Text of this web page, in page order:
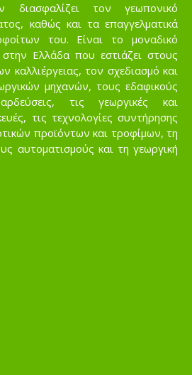
διασφαλίζει τον γεωπονικό
καθώς και τα επαγγελματικά
του. Είναι το μοναδικό
Ελλάδα που εστιάζει στους
καλλιέργειας, τον σχεδιασμό και
μηχανών, τους εδαφικούς
τις γεωργικές και
τις τεχνολογίες συντήρησης
προϊόντων και τροφίμων, τη
αυτοματισμούς και τη γεωργική